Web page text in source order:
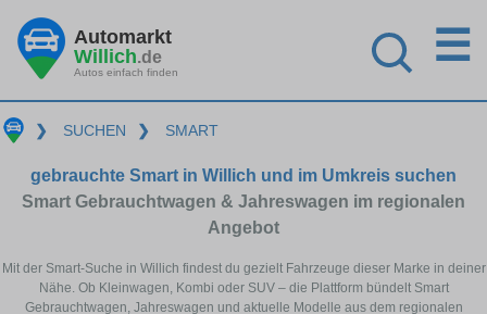
Automarkt
Willich.de
Autos einfach finden
☰
❯ SUCHEN ❯ SMART
gebrauchte Smart in Willich und im Umkreis suchen
Smart Gebrauchtwagen & Jahreswagen im regionalen
Angebot
Mit der Smart-Suche in Willich findest du gezielt Fahrzeuge dieser Marke in deiner
Nähe. Ob Kleinwagen, Kombi oder SUV – die Plattform bündelt Smart
Gebrauchtwagen, Jahreswagen und aktuelle Modelle aus dem regionalen